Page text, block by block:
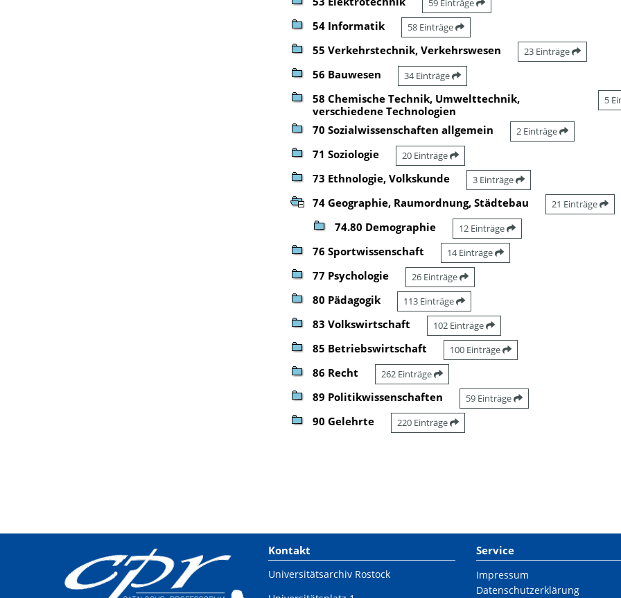
59 Einträge
54 Informatik 58 Einträge
55 Verkehrstechnik, Verkehrswesen 23 Einträge
56 Bauwesen 34 Einträge
58 Chemische Technik, Umwelttechnik,
verschiedene Technologien
5
70 Sozialwissenschaften allgemein 2 Einträge
71 Soziologie 20 Einträge
73 Ethnologie, Volkskunde 3 Einträge
74 Geographie, Raumordnung, Städtebau 21 Einträge
74.80 Demographie 12 Einträge
76 Sportwissenschaft 14 Einträge
77 Psychologie 26 Einträge
80 Pädagogik 113 Einträge
83 Volkswirtschaft 102 Einträge
85 Betriebswirtschaft 100 Einträge
86 Recht 262 Einträge
89 Politikwissenschaften 59 Einträge
90 Gelehrte 220 Einträge
Kontakt
Universitätsarchiv Rostock
Service
Impressum
Datenschutzerklärung